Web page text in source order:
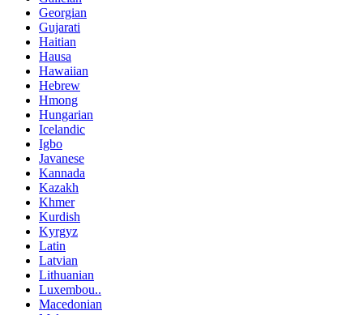
Georgian
Gujarati
Haitian
Hausa
Hawaiian
Hebrew
Hmong
Hungarian
Icelandic
Igbo
Javanese
Kannada
Kazakh
Khmer
Kurdish
Kyrgyz
Latin
Latvian
Lithuanian
Luxembou..
Macedonian